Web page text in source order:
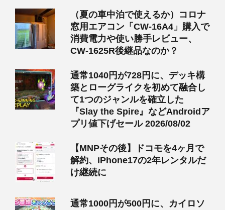
（夏の車中泊で使えるか）コロナ
窓用エアコン「CW-16A4」購入で
消費電力や使い勝手レビュー、
CW-1625R後継品なのか？
通常1040円が728円に、デッキ構
築とローグライクを初めて融合し
て1つのジャンルを確立した
『Slay the Spire』などAndroidア
プリ値下げセール 2026/08/02
【MNPその後】ドコモを4ヶ月で
解約、iPhone17の2年レンタルだ
け継続に
通常1000円が500円に、カイロソ